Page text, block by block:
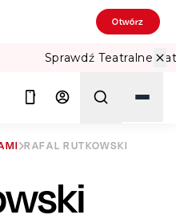
Otwórz
Lato w PKiN! 🏛️
RAFAL RUTKOWSKI